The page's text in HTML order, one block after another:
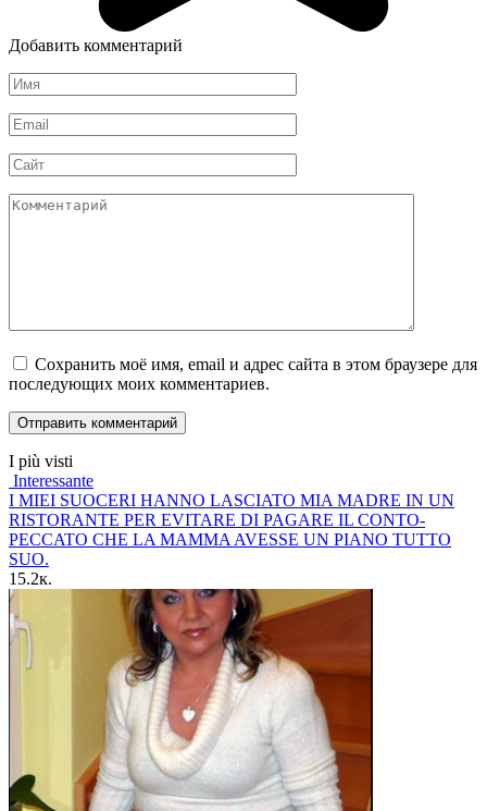
Добавить комментарий
Имя
*
Email
*
Сайт
Комментарий
Сохранить моё имя, email и адрес сайта в этом браузере для
последующих моих комментариев.
I più visti
Interessante
I MIEI SUOCERI HANNO LASCIATO MIA MADRE IN UN
RISTORANTE PER EVITARE DI PAGARE IL CONTO-
PECCATO CHE LA MAMMA AVESSE UN PIANO TUTTO
SUO.
15.2к.